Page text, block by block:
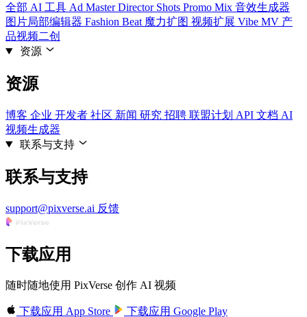
全部 AI 工具 Ad MasterDirector Shots Promo Mix 音效生成器
图片局部编辑器 Fashion Beat 魔力扩图 视频扩展 Vibe MV 产
品视频二创
资源
资源
博客 企业 开发者 社区 新闻 研究 招聘 联盟计划 API 文档 AI
视频生成器
联系与支持
联系与支持
support@pixverse.ai 反馈
下载应用
随时随地使用 PixVerse 创作 AI 视频
下载应用 App Store 下载应用 Google Play